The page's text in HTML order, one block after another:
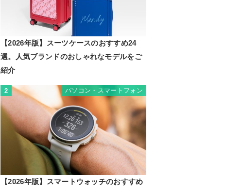
【2026年版】スーツケースのおすすめ24
選。人気ブランドのおしゃれなモデルをご
紹介
2 パソコン・スマートフォン
【2026年版】スマートウォッチのおすすめ